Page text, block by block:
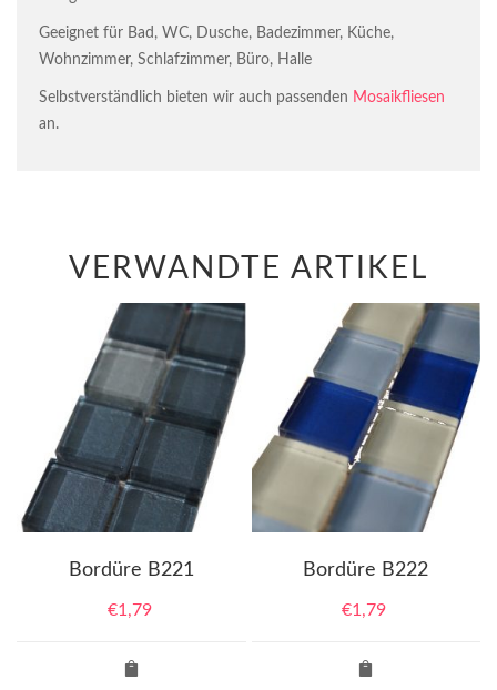
Geeignet für Bad, WC, Dusche, Badezimmer, Küche,
Wohnzimmer, Schlafzimmer, Büro, Halle
Selbstverständlich bieten wir auch passenden Mosaikfliesen
an.
VERWANDTE ARTIKEL
Bordüre B221
€1,79
Bordüre B222
€1,79